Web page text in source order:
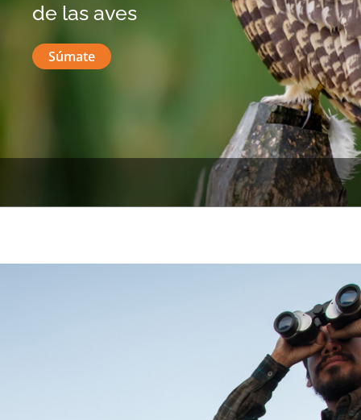
de las aves
Súmate